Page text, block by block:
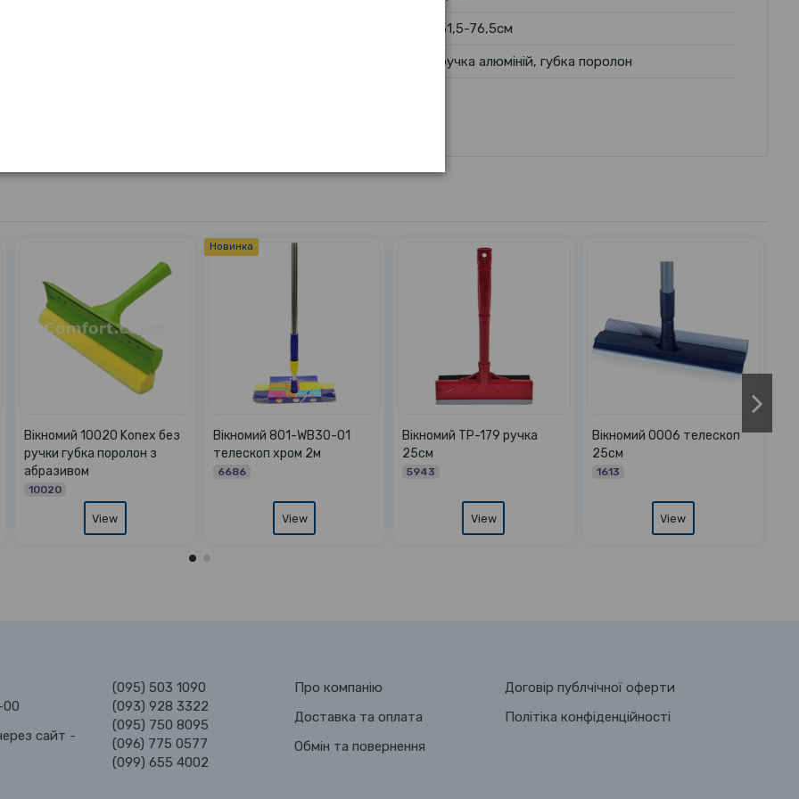
51,5-76,5см
ручка алюміній, губка поролон
0006 телескоп
Вікномий 02-8 малий
кольоровий 20см
Вікномий A-2044
автомобільний ручка 38см
Вікномий 100105 Konex без
ручки губка поролон
Вікномий на
сайт -
(095) 503 1090
(093) 928 3322
(095) 750 8095
(096) 775 0577
(099) 655 4002
Про компанію
Доставка та оплата
Обмін та повернення
Договір публчічної оферти
Політіка конфіденційності